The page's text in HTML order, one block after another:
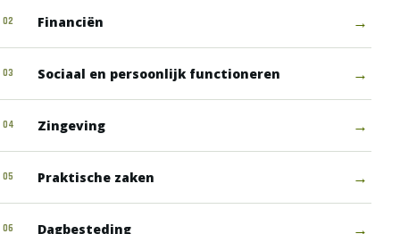
02 Financiën →
03 Sociaal en persoonlijk functioneren →
04 Zingeving →
05 Praktische zaken →
06 Dagbesteding →